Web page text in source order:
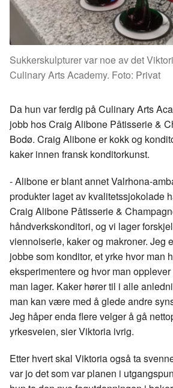
Sukkerskulpturer var noe av det
Culinary Arts Academy. Foto: Privat
Da hun var ferdig på Culinary Arts
jobb hos Craig Alibone Pâtisserie &
Bodø. Craig Alibone er kokk og
kaker innen fransk konditorkunst.
- Alibone er blant annet Valrhona-
produkter laget av kvalitetssjokolade
Craig Alibone Pâtisserie &
håndverkskonditori, og vi lager
viennoiserie, kaker og makroner. Jeg
jobbe som konditor, et yrke hvor man
eksperimentere og hvor man
man lager. Kaker hører til i alle
man kan være med å glede andre
Jeg håper enda flere velger å gå
yrkesveien, sier Viktoria ivrig.
Etter hvert skal Viktoria også ta
var jo det som var planen i